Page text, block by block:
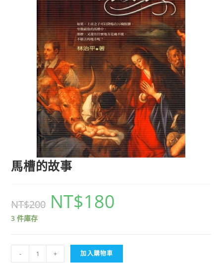
馬槽的故事
NT$200 NT$180
3 件庫存
-
槽
+ 加入購物車